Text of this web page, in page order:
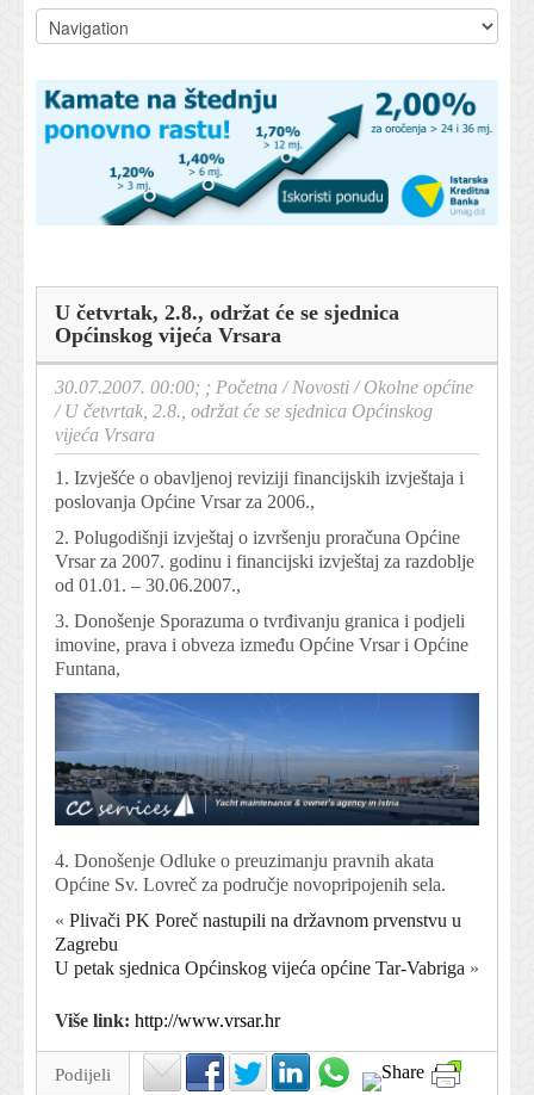
U četvrtak, 2.8., održat će se sjednica
Općinskog vijeća Vrsara
30.07.2007. 00:00; ; Početna /Novosti /Okolne općine
/U četvrtak, 2.8., održat će se sjednica Općinskog
vijeća Vrsara
1. Izvješće o obavljenoj reviziji financijskih izvještaja i
poslovanja Općine Vrsar za 2006.,
2. Polugodišnji izvještaj o izvršenju proračuna Općine
Vrsar za 2007. godinu i financijski izvještaj za razdoblje
od 01.01. – 30.06.2007.,
3. Donošenje Sporazuma o tvrđivanju granica i podjeli
imovine, prava i obveza između Općine Vrsar i Općine
Funtana,
4. Donošenje Odluke o preuzimanju pravnih akata
Općine Sv. Lovreč za područje novopripojenih sela.
« Plivači PK Poreč nastupili na državnom prvenstvu u
Zagrebu
U petak sjednica Općinskog vijeća općine Tar-Vabriga »
Više link: http://www.vrsar.hr
Podijeli